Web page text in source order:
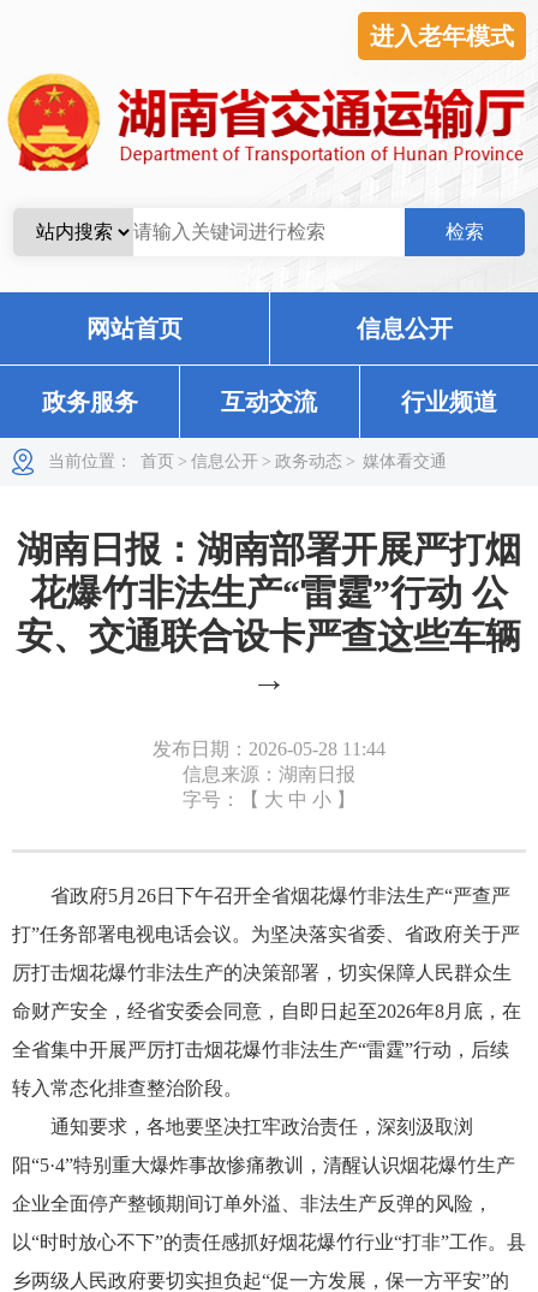
进入老年模式
网站首页 信息公开
政务服务 互动交流 行业频道
当前位置： 首页 > 信息公开 > 政务动态 > 媒体看交通
湖南日报：湖南部署开展严打烟
花爆竹非法生产“雷霆”行动 公
安、交通联合设卡严查这些车辆
→
发布日期：2026-05-28 11:44
信息来源：湖南日报
字号：【 大 中 小 】
省政府5月26日下午召开全省烟花爆竹非法生产“严查严
打”任务部署电视电话会议。为坚决落实省委、省政府关于严
厉打击烟花爆竹非法生产的决策部署，切实保障人民群众生
命财产安全，经省安委会同意，自即日起至2026年8月底，在
全省集中开展严厉打击烟花爆竹非法生产“雷霆”行动，后续
转入常态化排查整治阶段。
通知要求，各地要坚决扛牢政治责任，深刻汲取浏
阳“5·4”特别重大爆炸事故惨痛教训，清醒认识烟花爆竹生产
企业全面停产整顿期间订单外溢、非法生产反弹的风险，
以“时时放心不下”的责任感抓好烟花爆竹行业“打非”工作。县
乡两级人民政府要切实担负起“促一方发展，保一方平安”的